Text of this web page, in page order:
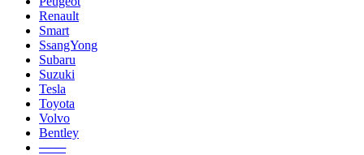
Renault
Smart
SsangYong
Subaru
Suzuki
Tesla
Toyota
Volvo
Bentley
───